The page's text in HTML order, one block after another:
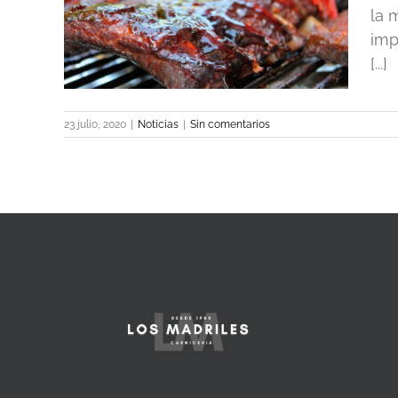
la
[...]
23 julio, 2020 Noticias Sin comentarios